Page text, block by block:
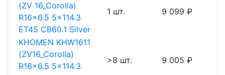
(ZV 16_Corolla)
R16x6.5 5x114.3
ET45 CB60.1 Silver
1 шт. 9 099 ₽
KHOMEN KHW1611
(ZV16_Corolla)
R16x6.5 5x114.3
>8 шт. 9 005 ₽